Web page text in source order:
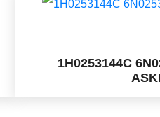
1H0253144C